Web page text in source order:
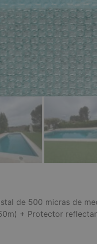
de 500 micras de
+ Protector